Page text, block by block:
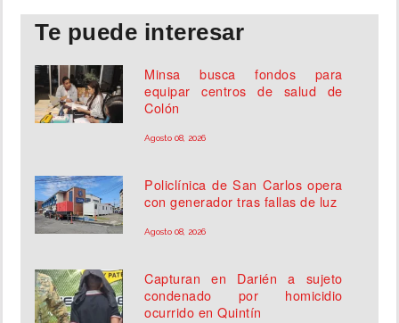
Te puede interesar
Minsa busca fondos para
equipar centros de salud de
Colón
Agosto 08, 2026
Policlínica de San Carlos opera
con generador tras fallas de luz
Agosto 08, 2026
Capturan en Darién a sujeto
condenado por homicidio
ocurrido en Quintín